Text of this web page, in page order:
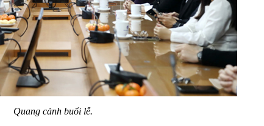
Quang cảnh buổi lễ.